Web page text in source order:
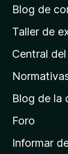
á
n
a
e
i
n
Blog de
Taller de
Central
Blog de la
Foro
Informar